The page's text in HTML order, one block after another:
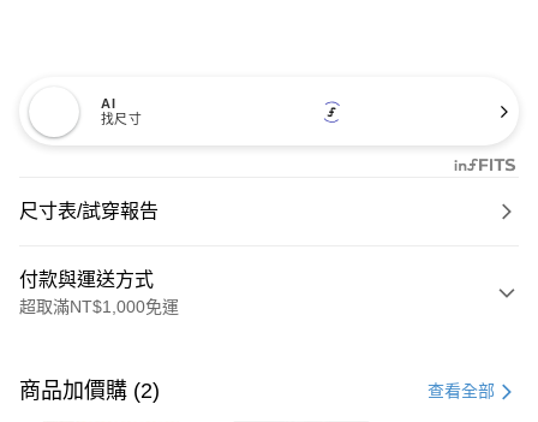
AI
找尺寸
尺寸表/試穿報告
付款與運送方式
超取滿NT$1,000免運
信用卡一次付款
商品加價購 (2) 查看全部